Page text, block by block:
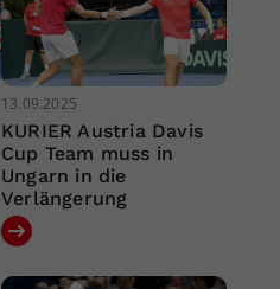
13.09.2025
KURIER Austria Davis
Cup Team muss in
Ungarn in die
Verlängerung